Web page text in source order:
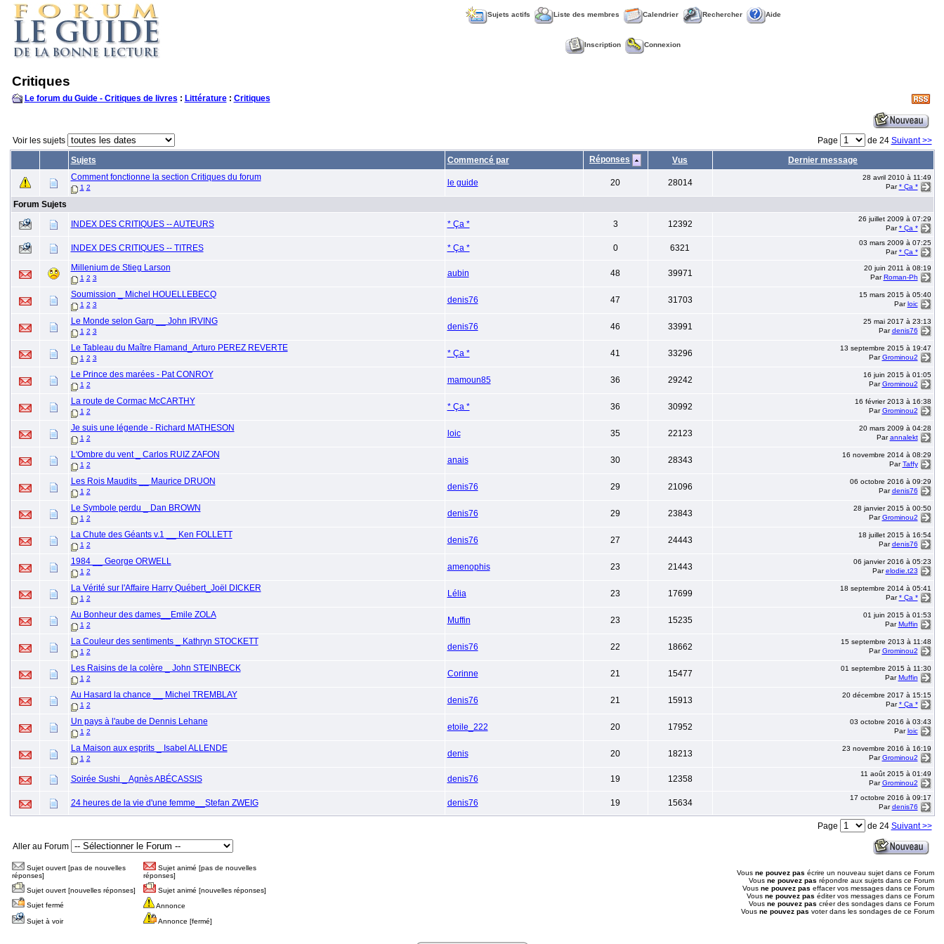
Sujets actifs Liste des membres Calendrier Rechercher Aide
Inscription Connexion
Critiques
Le forum du Guide - Critiques de livres : Littérature: Critiques
Voir les sujets Page de 24 Suivant >>
Sujets
Commencé par Réponses Vus
Dernier message
Comment fonctionne la section Critiques du forum
1 2 le guide 20 28014
28 avril 2010 à 11:49
Par* Ça *
Forum Sujets
INDEX DES CRITIQUES -- AUTEURS
* Ça * 3 12392
26 juillet 2009 à 07:29
Par* Ça *
INDEX DES CRITIQUES -- TITRES * Ça * 0 6321
03 mars 2009 à 07:25
Par* Ça *
Millenium de Stieg Larson
1 2 3 aubin 48 39971
20 juin 2011 à 08:19
ParRoman-Ph
Soumission _ Michel HOUELLEBECQ
1 2 3 denis76 47 31703
15 mars 2015 à 05:40
Parloic
Le Monde selon Garp __ John IRVING
1 2 3 denis76 46 33991
25 mai 2017 à 23:13
Pardenis76
Le Tableau du Maître Flamand_Arturo PEREZ REVERTE
1 2 3 * Ça * 41 33296
13 septembre 2015 à 19:47
ParGrominou2
Le Prince des marées - Pat CONROY
1 2 mamoun85 36 29242
16 juin 2015 à 01:05
ParGrominou2
La route de Cormac McCARTHY
1 2 * Ça * 36 30992
16 février 2013 à 16:38
ParGrominou2
Je suis une légende - Richard MATHESON
1 2 loic 35 22123
20 mars 2009 à 04:28
Parannalekt
L'Ombre du vent _ Carlos RUIZ ZAFON
1 2 anais 30 28343
16 novembre 2014 à 08:29
ParTaffy
Les Rois Maudits __ Maurice DRUON
1 2 denis76 29 21096
06 octobre 2016 à 09:29
Pardenis76
Le Symbole perdu _ Dan BROWN
1 2 denis76 29 23843
28 janvier 2015 à 00:50
ParGrominou2
La Chute des Géants v.1 __ Ken FOLLETT
1 2 denis76 27 24443
18 juillet 2015 à 16:54
Pardenis76
1984 __ George ORWELL
1 2 amenophis 23 21443
06 janvier 2016 à 05:23
Parelodie.t23
La Vérité sur l'Affaire Harry Québert_Joël DICKER
1 2 Lélia 23 17699
18 septembre 2014 à 05:41
Par* Ça *
Au Bonheur des dames__Emile ZOLA
1 2 Muffin 23 15235
01 juin 2015 à 01:53
ParMuffin
La Couleur des sentiments _ Kathryn STOCKETT
1 2 denis76 22 18662
15 septembre 2013 à 11:48
ParGrominou2
Les Raisins de la colère _ John STEINBECK
1 2 Corinne 21 15477
01 septembre 2015 à 11:30
ParMuffin
Au Hasard la chance __ Michel TREMBLAY
1 2 denis76 21 15913
20 décembre 2017 à 15:15
Par* Ça *
Un pays à l'aube de Dennis Lehane
1 2 etoile_222 20 17952
03 octobre 2016 à 03:43
Parloic
La Maison aux esprits _ Isabel ALLENDE
1 2 denis 20 18213
23 novembre 2016 à 16:19
ParGrominou2
Soirée Sushi _ Agnès ABÉCASSIS denis76 19 12358
11 août 2015 à 01:49
ParGrominou2
24 heures de la vie d'une femme__Stefan ZWEIG denis76 19 15634
17 octobre 2016 à 09:17
Pardenis76
Page de 24 Suivant >>
Aller au Forum
Sujet ouvert [pas de nouvelles
réponses]
Sujet animé [pas de nouvelles
réponses]
Sujet ouvert [nouvelles réponses]
Sujet animé [nouvelles réponses]
Sujet fermé
Annonce
Sujet à voir
Annonce [fermé]
Vous ne pouvez pas écrire un nouveau sujet dans ce Forum
Vous ne pouvez pas répondre aux sujets dans ce Forum
Vous ne pouvez pas effacer vos messages dans ce Forum
Vous ne pouvez pas éditer vos messages dans ce Forum
Vous ne pouvez pas créer des sondages dans ce Forum
Vous ne pouvez pas voter dans les sondages de ce Forum